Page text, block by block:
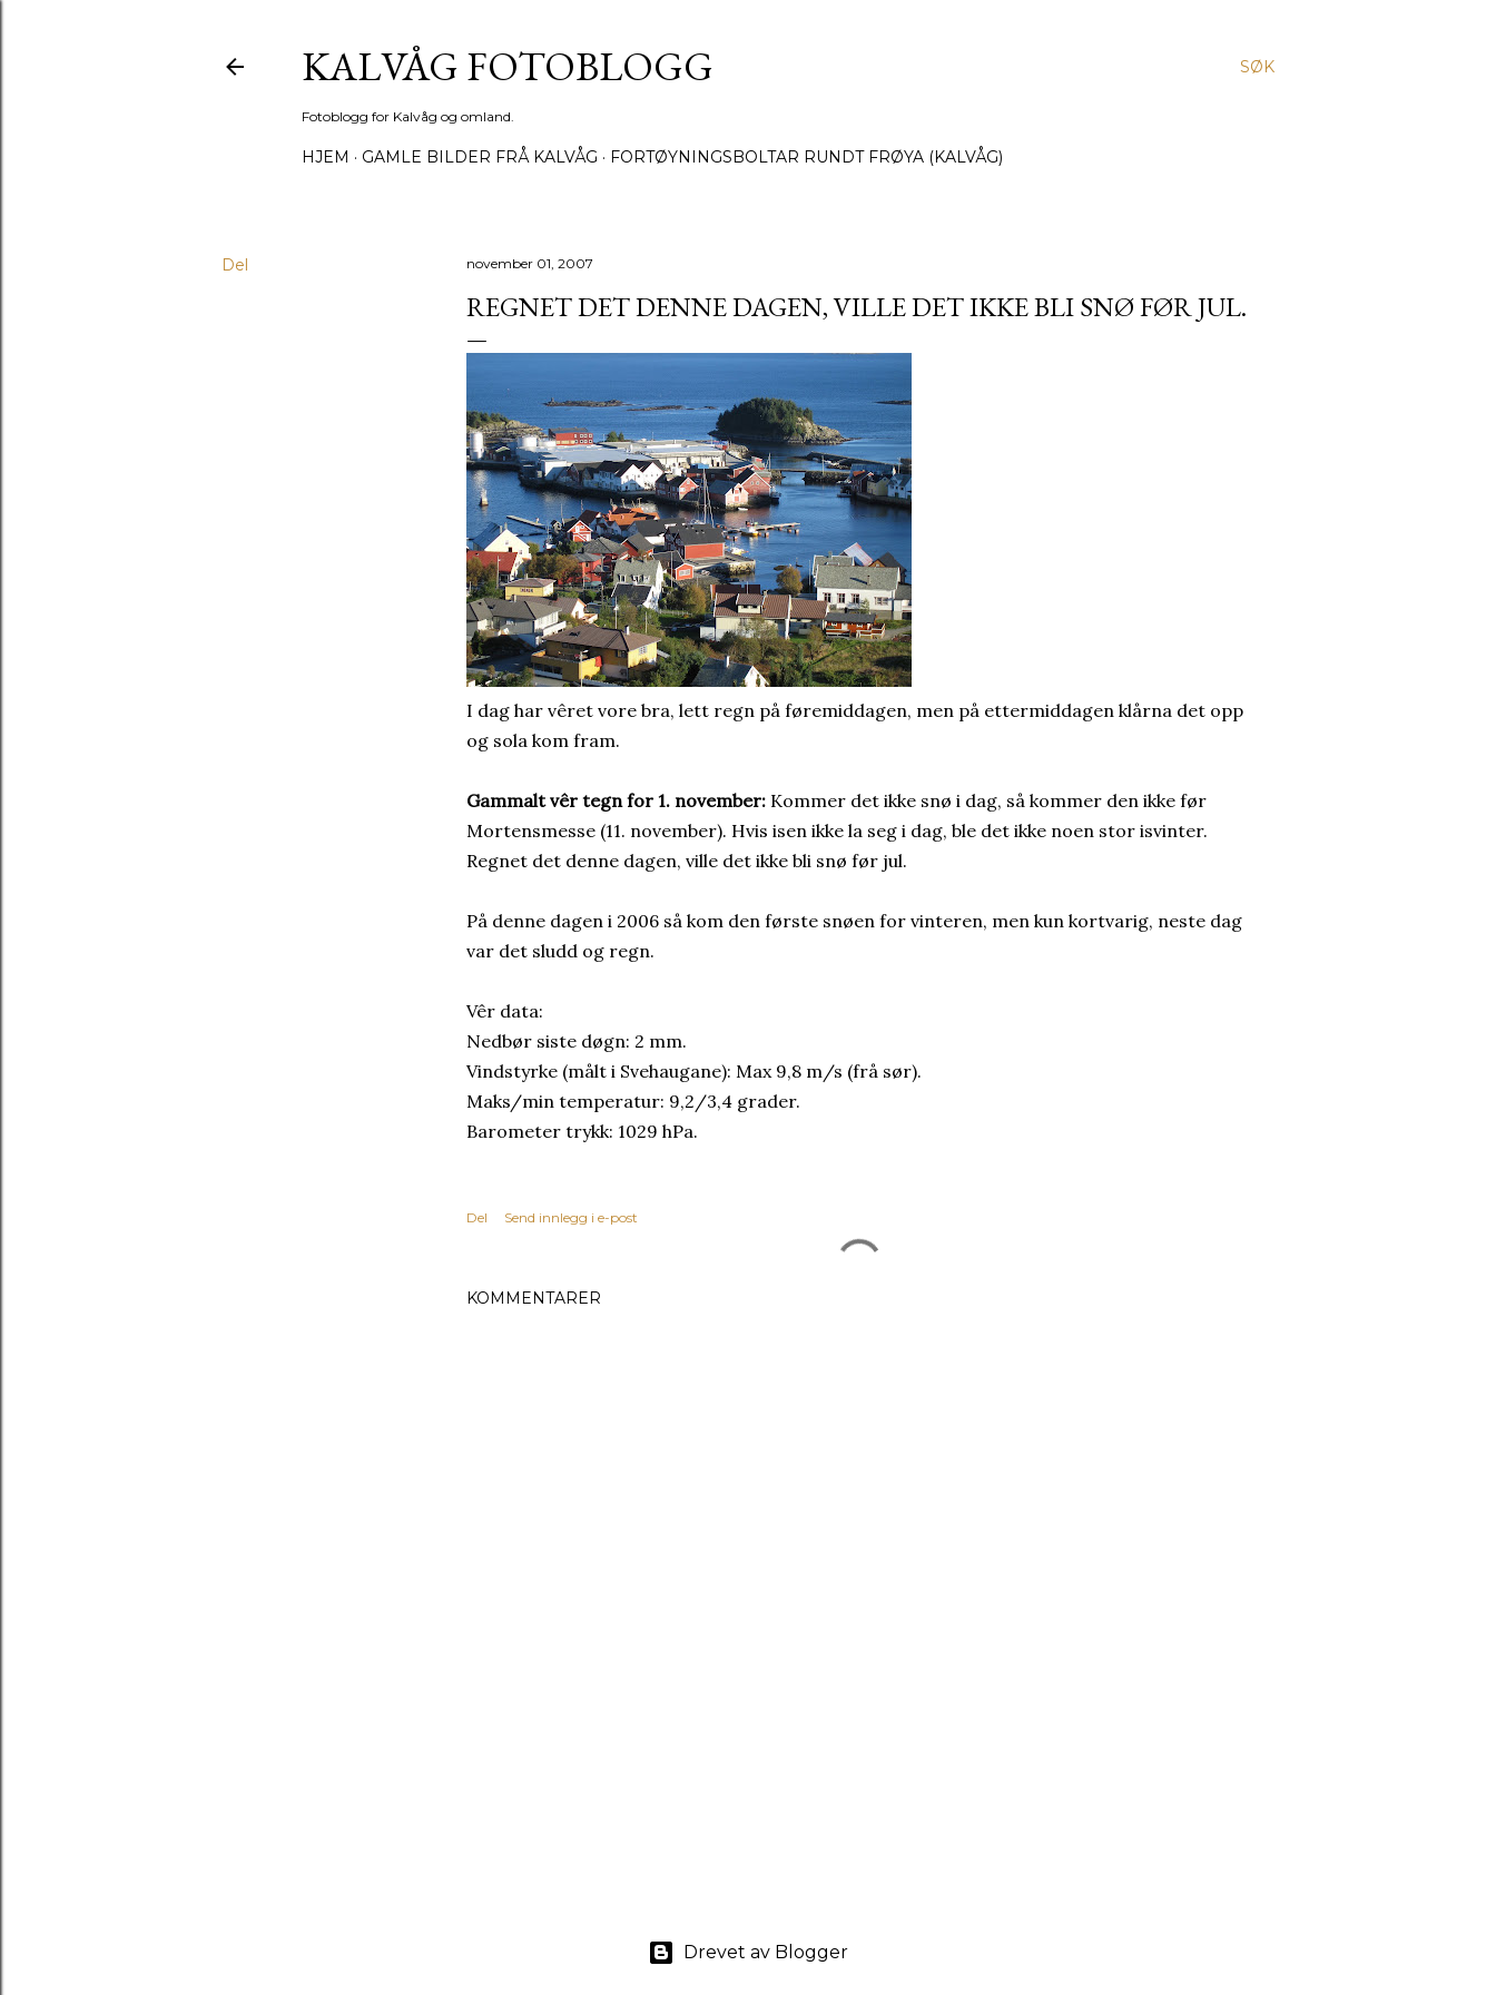
SØK
KALVÅG FOTOBLOGG
Fotoblogg for Kalvåg og omland.
HJEM GAMLE BILDER FRÅ KALVÅG FORTØYNINGSBOLTAR RUNDT FRØYA (KALVÅG)
Del november 01, 2007
REGNET DET DENNE DAGEN, VILLE DET IKKE BLI SNØ FØR JUL.
I dag har vêret vore bra, lett regn på føremiddagen, men på ettermiddagen klårna det opp
og sola kom fram.
Gammalt vêr tegn for 1. november: Kommer det ikke snø i dag, så kommer den ikke før
Mortensmesse (11. november). Hvis isen ikke la seg i dag, ble det ikke noen stor isvinter.
Regnet det denne dagen, ville det ikke bli snø før jul.
På denne dagen i 2006 så kom den første snøen for vinteren, men kun kortvarig, neste dag
var det sludd og regn.
Vêr data:
Nedbør siste døgn: 2 mm.
Vindstyrke (målt i Svehaugane): Max 9,8 m/s (frå sør).
Maks/min temperatur: 9,2/3,4 grader.
Barometer trykk: 1029 hPa.
Del Send innlegg i e-post
KOMMENTARER
Drevet av Blogger